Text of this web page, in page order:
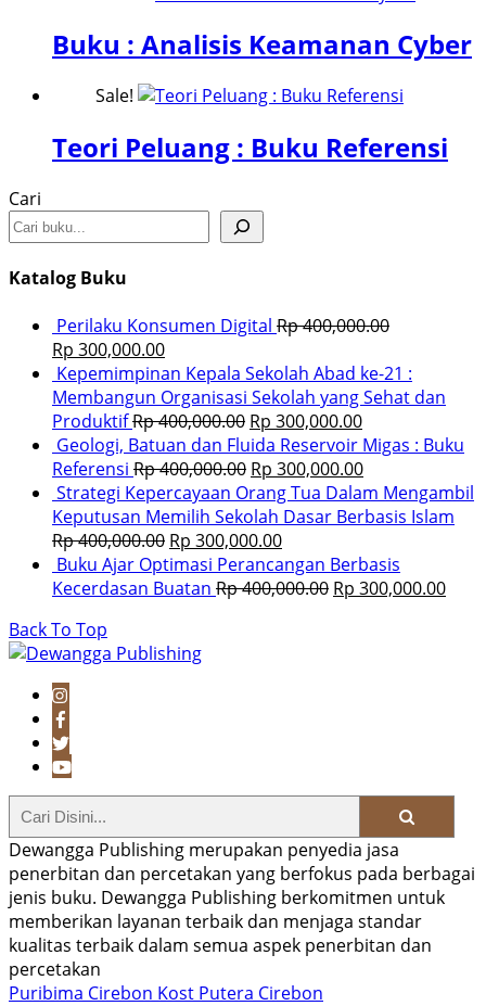
Buku : Analisis Keamanan Cyber
Sale!
Teori Peluang : Buku Referensi
Cari
Katalog Buku
Perilaku Konsumen Digital Rp400,000.00
Rp 300,000.00
Kepemimpinan Kepala Sekolah Abad ke-21 :
Membangun Organisasi Sekolah yang Sehat dan
ProduktifRp400,000.00 Rp 300,000.00
Geologi, Batuan dan Fluida Reservoir Migas : Buku
Referensi Rp400,000.00 Rp 300,000.00
Strategi Kepercayaan Orang Tua Dalam Mengambil
Keputusan Memilih Sekolah Dasar Berbasis Islam
Rp400,000.00 Rp 300,000.00
Buku Ajar Optimasi Perancangan Berbasis
Kecerdasan Buatan Rp400,000.00 Rp 300,000.00
Back To Top
Dewangga Publishing merupakan penyedia jasa
penerbitan dan percetakan yang berfokus pada berbagai
jenis buku. Dewangga Publishing berkomitmen untuk
memberikan layanan terbaik dan menjaga standar
kualitas terbaik dalam semua aspek penerbitan dan
percetakan
Puribima Cirebon Kost Putera Cirebon